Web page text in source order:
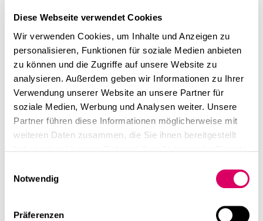
Diese Webseite verwendet Cookies
Wir verwenden Cookies, um Inhalte und Anzeigen zu
personalisieren, Funktionen für soziale Medien anbieten
zu können und die Zugriffe auf unsere Website zu
analysieren. Außerdem geben wir Informationen zu Ihrer
Verwendung unserer Website an unsere Partner für
soziale Medien, Werbung und Analysen weiter. Unsere
Partner führen diese Informationen möglicherweise mit
weiteren Daten zusammen, die Sie ihnen bereitgestellt
Notwendig
Präferenzen